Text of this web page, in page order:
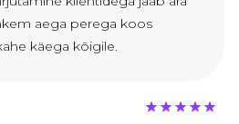
aega perega koos
käega kõigile.